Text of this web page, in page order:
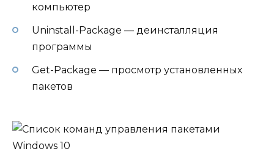
компьютер
Uninstall-Package — деинсталляция
программы
Get-Package — просмотр установленных
пакетов